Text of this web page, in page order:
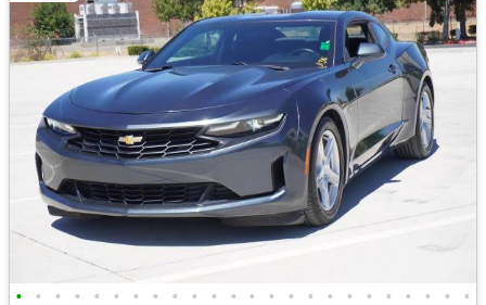
• • • • • • • • • • • • • • • • • • • • • • • •